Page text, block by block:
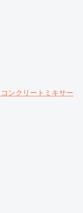
ンクリートミキサー